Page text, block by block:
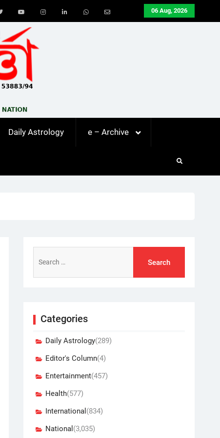
06 Aug, 2026
Youtube
Daily Astrology e – Archive
for:
Categories
Daily Astrology(289)
Editor's Column(4)
Entertainment(457)
Health(577)
International (834)
National (3,035)